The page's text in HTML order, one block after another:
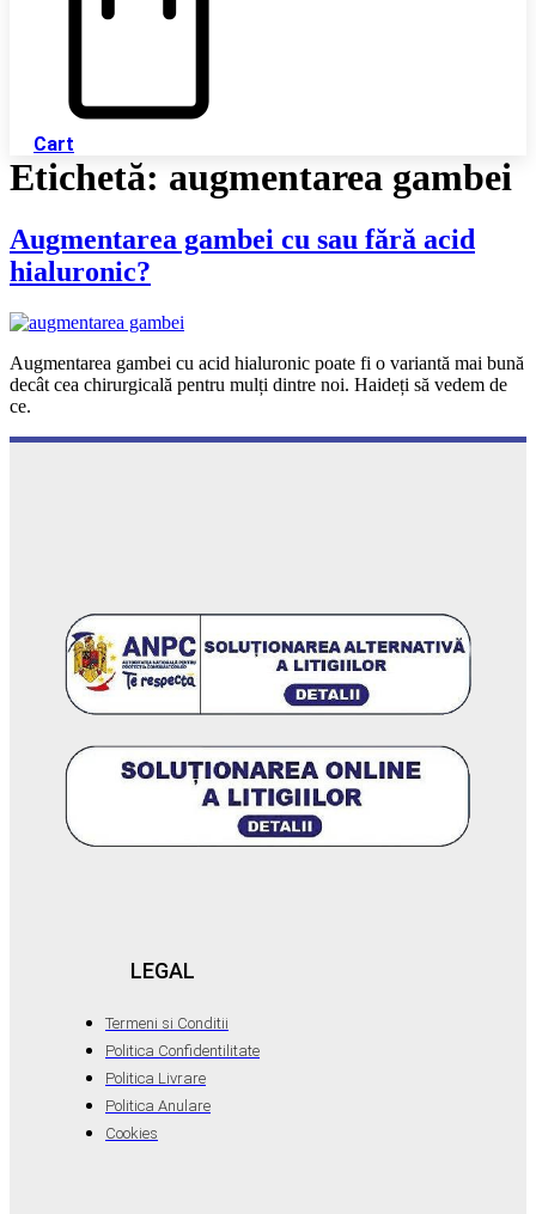
Cart
Etichetă: augmentarea gambei
Augmentarea gambei cu sau fără acid
hialuronic?
Augmentarea gambei cu acid hialuronic poate fi o variantă mai bună
decât cea chirurgicală pentru mulți dintre noi. Haideți să vedem de
ce.
LEGAL
Termeni si Conditii
Politica Confidentilitate
Politica Livrare
Politica Anulare
Cookies